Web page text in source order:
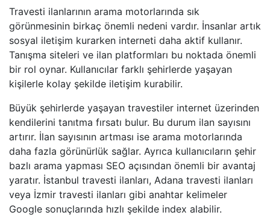
Travesti ilanlarının arama motorlarında sık
görünmesinin birkaç önemli nedeni vardır. İnsanlar artık
sosyal iletişim kurarken interneti daha aktif kullanır.
Tanışma siteleri ve ilan platformları bu noktada önemli
bir rol oynar. Kullanıcılar farklı şehirlerde yaşayan
kişilerle kolay şekilde iletişim kurabilir.
Büyük şehirlerde yaşayan travestiler internet üzerinden
kendilerini tanıtma fırsatı bulur. Bu durum ilan sayısını
artırır. İlan sayısının artması ise arama motorlarında
daha fazla görünürlük sağlar. Ayrıca kullanıcıların şehir
bazlı arama yapması SEO açısından önemli bir avantaj
yaratır. İstanbul travesti ilanları, Adana travesti ilanları
veya İzmir travesti ilanları gibi anahtar kelimeler
Google sonuçlarında hızlı şekilde index alabilir.